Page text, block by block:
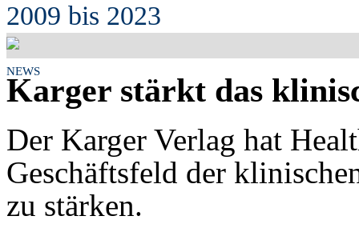
2009 bis 2023
NEWS
Karger stärkt das
Der Karger Verlag hat
Geschäftsfeld der
zu stärken.